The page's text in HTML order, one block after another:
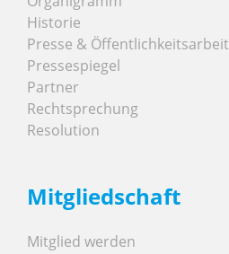
Historie
Presse & Öffentlichkeitsarbeit
Pressespiegel
Partner
Rechtsprechung
Resolution
Mitgliedschaft
Mitglied werden